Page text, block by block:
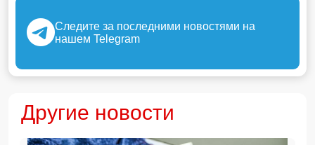
Следите за последними новостями на
нашем Telegram
Другие новости